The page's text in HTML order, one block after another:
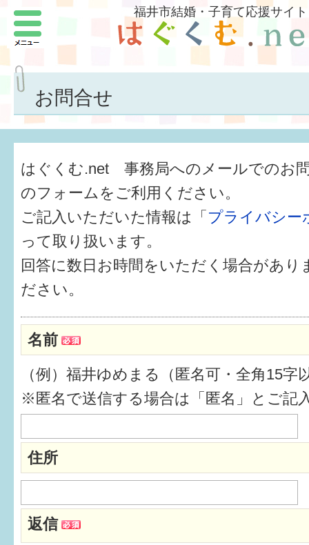
福井市結婚・子育て応援サイト
お問合せ
はぐくむ.net 事務局へのメールでのお
のフォームをご利用ください。
ご記入いただいた情報は「 プライバシー
って取り扱います。
回答に数日お時間をいただく場合があり
ださい。
名前
（例）福井ゆめまる（匿名可・全角15字
※匿名で送信する場合は「匿名」とご記
住所
返信
メニュー
結婚したい
子どもがほしい
福井の子育て環境
子どもを育てよう
もしものときの緊急連絡先
届出・手当・助成
健診・予防接種
仲間づくり・遊び場
子どもを預けたい
入園・入学
相談したい
さまざまな支援
子育てカレンダー